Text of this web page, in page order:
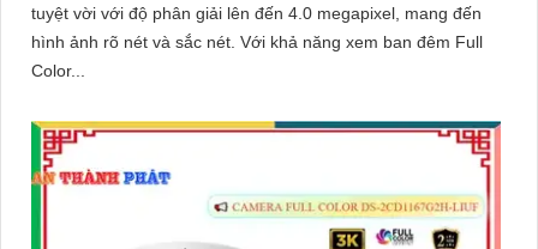
tuyệt vời với độ phân giải lên đến 4.0 megapixel, mang đến
hình ảnh rõ nét và sắc nét. Với khả năng xem ban đêm Full
Color...